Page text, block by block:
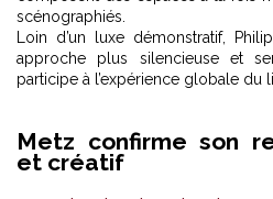
scénographiés.
Loin d’un luxe démonstratif,
approche plus silencieuse et
participe à l’expérience globale du
Metz confirme son
et créatif